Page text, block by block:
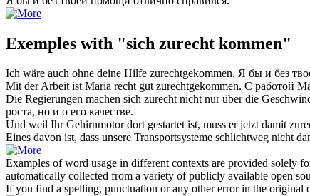
Exemples with "sich zurecht kommen"
Ich wäre auch ohne deine Hilfe zurechtgekommen. Я бы и без
Mit der Arbeit ist Maria recht gutzurechtgekommen. С работой
Die Regierungen machen sich zurechtnicht nur über die
роста, но и о его качестве.
Und weil Ihr Gehirnmotor dort gestartet ist, muss er jetzt damit
Eines davon ist, dass unsere Transportsysteme schlichtweg nicht
Examples of word usage in different contexts are provided solely
automatically collected from a variety of publicly available open
If you find a spelling, punctuation or any other error in the